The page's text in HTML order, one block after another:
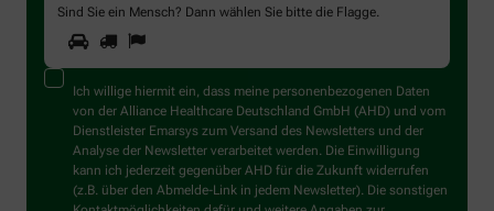
Sind Sie ein Mensch? Dann wählen Sie bitte die Flagge.
Sind
Sie
ein
Mensch?
Dann
wählen
Sie
bitte
die
1 2
Ich willige hiermit ein, dass meine personenbezogenen Daten
von der Alliance Healthcare Deutschland GmbH (AHD) und vom
Dienstleister Emarsys zum Versand des Newsletters und der
Analyse der Newsletter verarbeitet werden. Die Einwilligung
kann ich jederzeit gegenüber AHD für die Zukunft widerrufen
(z.B. über den Abmelde-Link in jedem Newsletter). Die sonstigen